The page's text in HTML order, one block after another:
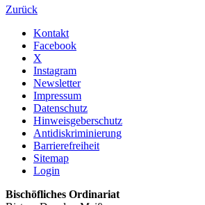
Zurück
Kontakt
Facebook
X
Instagram
Newsletter
Impressum
Datenschutz
Hinweisgeberschutz
Antidiskriminierung
Barrierefreiheit
Sitemap
Login
Bischöfliches Ordinariat